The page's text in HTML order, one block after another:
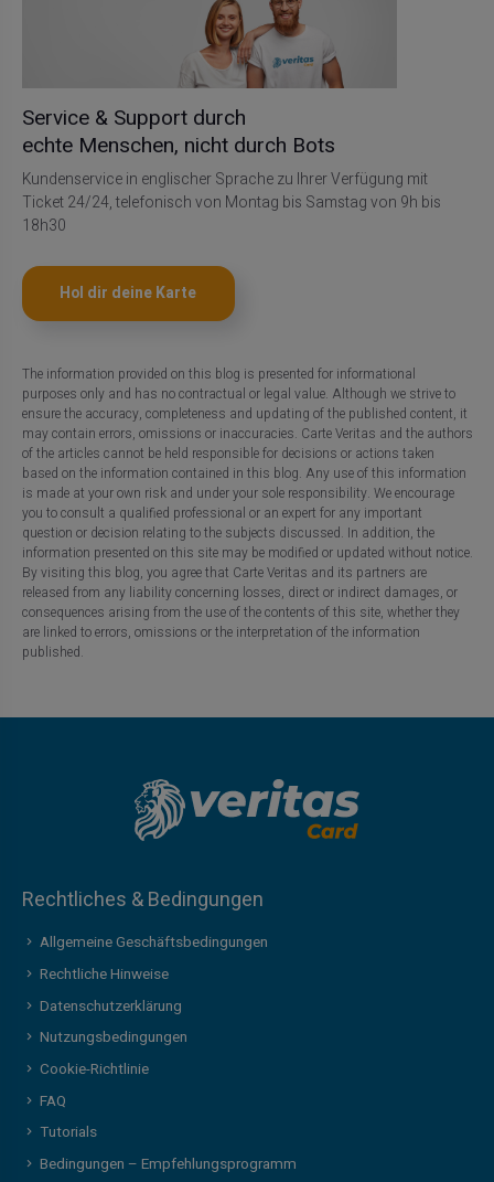
Service & Support durch
echte Menschen, nicht durch Bots
Kundenservice in englischer Sprache zu Ihrer Verfügung mit
Ticket 24/24, telefonisch von Montag bis Samstag von 9h bis
18h30
Hol dir deine Karte
The information provided on this blog is presented for informational
purposes only and has no contractual or legal value. Although we strive to
ensure the accuracy, completeness and updating of the published content, it
may contain errors, omissions or inaccuracies. Carte Veritas and the authors
of the articles cannot be held responsible for decisions or actions taken
based on the information contained in this blog. Any use of this information
is made at your own risk and under your sole responsibility. We encourage
you to consult a qualified professional or an expert for any important
question or decision relating to the subjects discussed. In addition, the
information presented on this site may be modified or updated without notice.
By visiting this blog, you agree that Carte Veritas and its partners are
released from any liability concerning losses, direct or indirect damages, or
consequences arising from the use of the contents of this site, whether they
are linked to errors, omissions or the interpretation of the information
published.
Rechtliches & Bedingungen
Allgemeine Geschäftsbedingungen
Rechtliche Hinweise
Datenschutzerklärung
Nutzungsbedingungen
Cookie-Richtlinie
FAQ
Tutorials
Bedingungen – Empfehlungsprogramm